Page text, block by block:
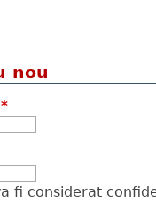
nou
*
fi considerat